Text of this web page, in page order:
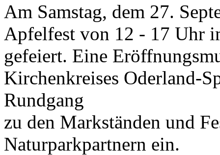
Am Samstag, dem 27.
Apfelfest von 12 - 17 Uhr
gefeiert. Eine
Kirchenkreises Oderland-
Rundgang
zu den Markständen und
Naturparkpartnern ein.